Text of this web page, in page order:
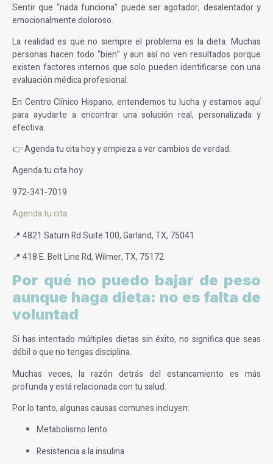
Sentir que “nada funciona” puede ser agotador, desalentador y
emocionalmente doloroso.
La realidad es que no siempre el problema es la dieta. Muchas
personas hacen todo “bien” y aun así no ven resultados porque
existen factores internos que solo pueden identificarse con una
evaluación médica profesional.
En Centro Clínico Hispano, entendemos tu lucha y estamos aquí
para ayudarte a encontrar una solución real, personalizada y
efectiva.
👉 Agenda tu cita hoy y empieza a ver cambios de verdad.
Agenda tu cita hoy
972-341-7019
Agenda tu cita
📍 4821 Saturn Rd Suite 100, Garland, TX, 75041
📍 418 E. Belt Line Rd, Wilmer, TX, 75172
Por qué no puedo bajar de peso
aunque haga dieta: no es falta de
voluntad
Si has intentado múltiples dietas sin éxito, no significa que seas
débil o que no tengas disciplina.
Muchas veces, la razón detrás del estancamiento es más
profunda y está relacionada con tu salud.
Por lo tanto, algunas causas comunes incluyen:
Metabolismo lento
Resistencia a la insulina